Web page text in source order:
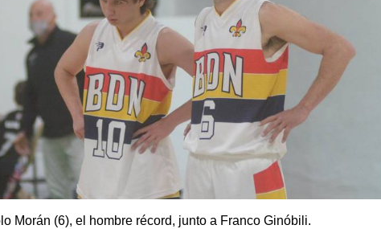
Morán (6), el hombre récord, junto a Franco Ginóbili.